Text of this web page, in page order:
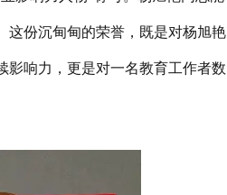
这份沉甸甸的荣誉，既是对杨旭艳
影响力，更是对一名教育工作者数